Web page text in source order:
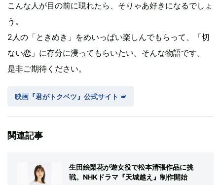
こんな人が目の前に現れたら、そりゃあ好きになるでしょ
う。
2人の「ときめき」をめいっぱい楽しんでもらって、「切
ない恋」に存分に浸ってもらいたい。そんな物語です。
是非ご期待ください。
映画『君がトクベツ』公式サイト
関連記事
生田絵梨花が遊女役で松本清張作品に挑
戦。NHKドラマ『天城越え』制作開始